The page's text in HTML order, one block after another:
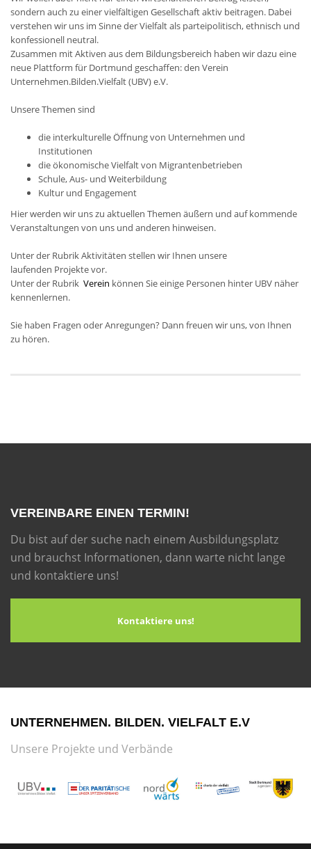
sondern auch zu einer vielfältigen Gesellschaft aktiv beitragen. Dabei
verstehen wir uns im Sinne der Vielfalt als parteipolitisch, ethnisch und
konfessionell neutral.
Zusammen mit Aktiven aus dem Bildungsbereich haben wir dazu eine
neue Plattform für Dortmund geschaffen: den Verein
Unternehmen.Bilden.Vielfalt (UBV) e.V.
Unsere Themen sind
die interkulturelle Öffnung von Unternehmen und
Institutionen
die ökonomische Vielfalt von Migrantenbetrieben
Schule, Aus- und Weiterbildung
Kultur und Engagement
Hier werden wir uns zu aktuellen Themen äußern und auf kommende
Veranstaltungen von uns und anderen hinweisen.
Unter der Rubrik Aktivitäten stellen wir Ihnen unsere
laufenden Projekte vor.
Unter der Rubrik Verein können Sie einige Personen hinter UBV näher
kennenlernen.
Sie haben Fragen oder Anregungen? Dann freuen wir uns, von Ihnen
zu hören.
VEREINBARE EINEN TERMIN!
Du bist auf der suche nach einem Ausbildungsplatz
und brauchst Informationen, dann warte nicht lange
und kontaktiere uns!
Kontaktiere uns!
UNTERNEHMEN. BILDEN. VIELFALT E.V
Unsere Projekte und Verbände